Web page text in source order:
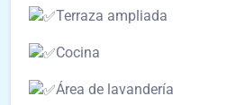
Terraza ampliada
Cocina
Área de lavandería